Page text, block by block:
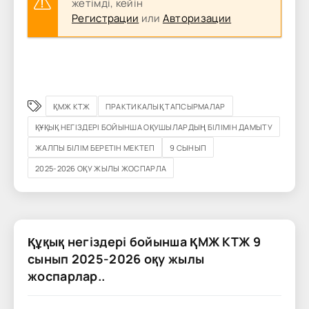
жетімді, кейін
Регистрации или Авторизации
ҚМЖ КТЖ
ПРАКТИКАЛЫҚ ТАПСЫРМАЛАР
ҚҰҚЫҚ НЕГІЗДЕРІ БОЙЫНША ОҚУШЫЛАРДЫҢ БІЛІМІН ДАМЫТУ
ЖАЛПЫ БІЛІМ БЕРЕТІН МЕКТЕП
9 СЫНЫП
2025-2026 ОҚУ ЖЫЛЫ ЖОСПАРЛА
Құқық негіздері бойынша ҚМЖ КТЖ 9
сынып 2025-2026 оқу жылы
жоспарлар..